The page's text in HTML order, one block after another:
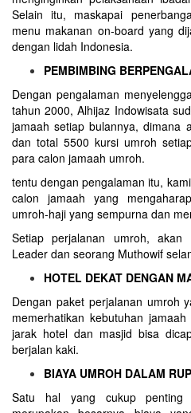
Selain itu, maskapai
menu makanan on-board yang
dengan lidah Indonesia.
PEMBIMBING
Dengan pengalaman
tahun 2000, Alhijaz Indowisata
jamaah setiap bulannya, dimana
dan total 5500 kursi umroh
para calon jamaah umroh.
tentu dengan pengalaman itu,
calon jamaah yang
umroh-haji yang sempurna dan
Setiap perjalanan umroh,
Leader dan seorang Muthowif
HOTEL DEKAT DENGAN
Dengan paket perjalanan umroh
memerhatikan kebutuhan
jarak hotel dan masjid bisa
berjalan kaki.
BIAYA UMROH DALAM
Satu hal yang cukup penting